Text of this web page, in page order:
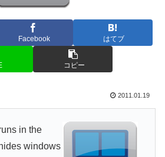
Facebook はてブ
コピー
2011.01.19
in the
windows